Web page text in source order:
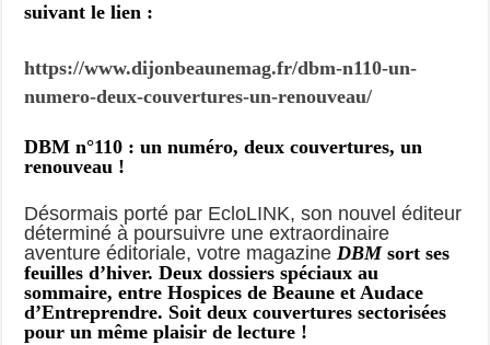
suivant le lien :
https://www.dijonbeaunemag.fr/dbm-n110-un-
numero-deux-couvertures-un-renouveau/
DBM n°110 : un numéro, deux couvertures, un
renouveau !
Désormais porté par EcloLINK, son nouvel éditeur
déterminé à poursuivre une extraordinaire
aventure éditoriale, votre magazineDBMsort ses
feuilles d’hiver. Deux dossiers spéciaux au
sommaire, entre Hospices de Beaune et Audace
d’Entreprendre. Soit deux couvertures sectorisées
pour un même plaisir de lecture !